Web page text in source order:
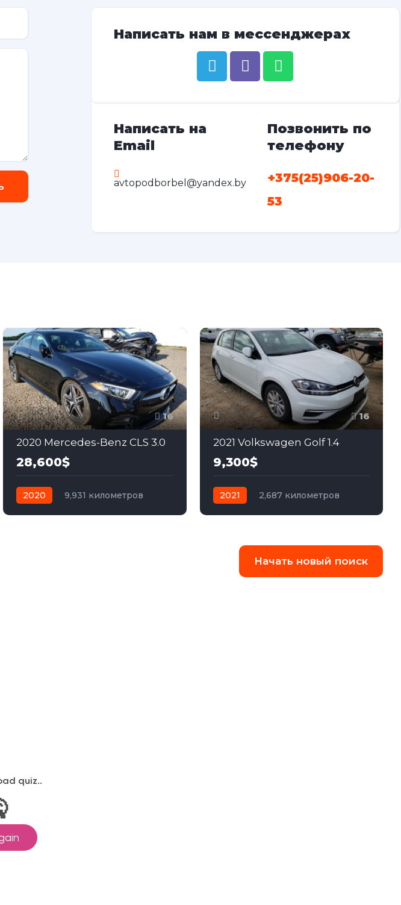
Написать нам в мессенджерах
Написать на
Email
avtopodborbel@yandex.by
Позвонить по
телефону
+375(25)906-20-
53
16
2020 Mercedes-Benz CLS 3.0
28,600$
2020
9,931 километров
16
2021 Volkswagen Golf 1.4
9,300$
2021
2,687 километров
Начать новый поиск